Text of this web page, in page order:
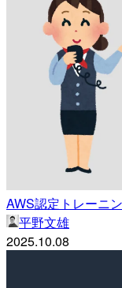
AWS認定トレーニ
平野文雄
2025.10.08